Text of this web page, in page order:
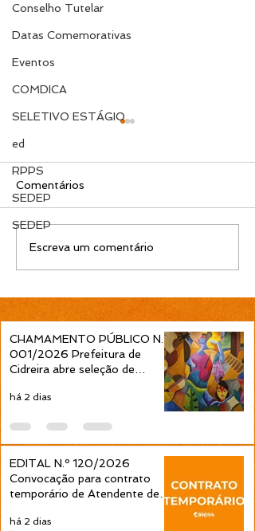
Conselho Tutelar
Datas Comemorativas
Eventos
COMDICA
SELETIVO ESTÁGIO
ed
RPPS
SEDEP
SEDEP
CHAMAMENTO
PÚBLICO Nº
IEMANJÁ
Comentários
Escreva um comentário
CHAMAMENTO PÚBLICO N.º
001/2026 Prefeitura de
Cidreira abre seleção de
projetos culturais pela Política
Nacional Aldir Blanc
há 2 dias
EDITAL N.º 120/2026
Convocação para contrato
temporário de Atendente de
pela Prefeitura de Cidreira
há 2 dias